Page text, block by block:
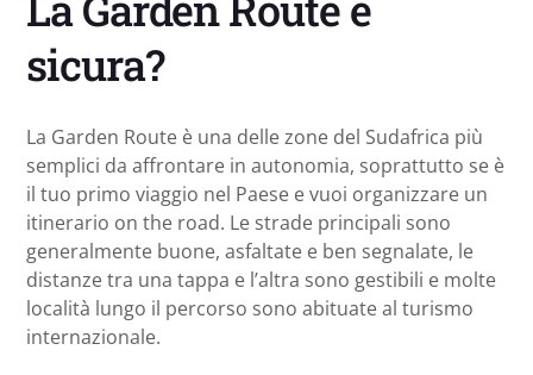
sicura?
La Garden Route è una delle zone del Sudafrica più
semplici da affrontare in autonomia, soprattutto se è
il tuo primo viaggio nel Paese e vuoi organizzare un
itinerario on the road. Le strade principali sono
generalmente buone, asfaltate e ben segnalate, le
distanze tra una tappa e l’altra sono gestibili e molte
località lungo il percorso sono abituate al turismo
internazionale.